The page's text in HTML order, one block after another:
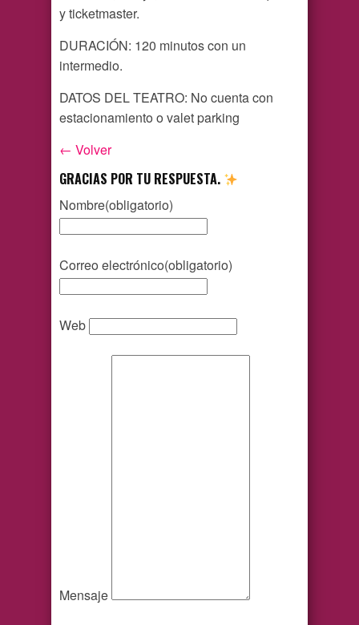
y ticketmaster.
DURACIÓN: 120 minutos con un
intermedio.
DATOS DEL TEATRO: No cuenta con
estacionamiento o valet parking
← Volver
GRACIAS POR TU RESPUESTA.
Nombre(obligatorio)
Correo electrónico(obligatorio)
Web
Mensaje